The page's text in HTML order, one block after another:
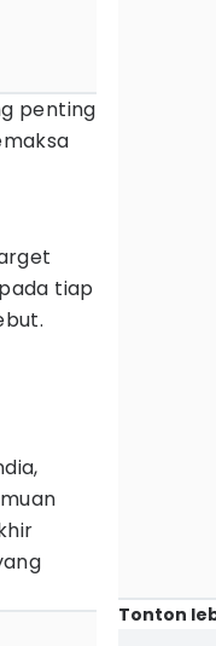
penting
tiap
Tonton